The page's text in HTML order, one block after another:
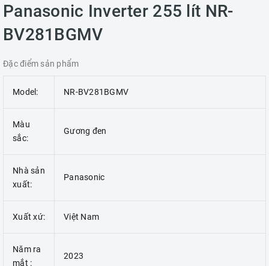
Panasonic Inverter 255 lít NR-
BV281BGMV
Đặc điểm sản phẩm
Model: NR-BV281BGMV
Màu
sắc:
Gương đen
Nhà sản
xuất:
Panasonic
Xuất xứ: Việt Nam
Năm ra
mắt :
2023